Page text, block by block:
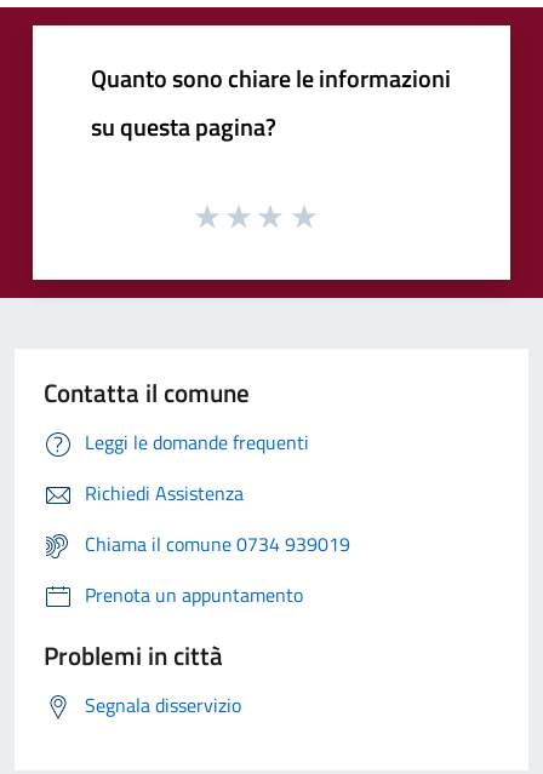
Quanto sono chiare le informazioni
su questa pagina?
Contatta il comune
Leggi le domande frequenti
Richiedi Assistenza
Chiama il comune 0734 939019
Prenota un appuntamento
Problemi in città
Segnala disservizio